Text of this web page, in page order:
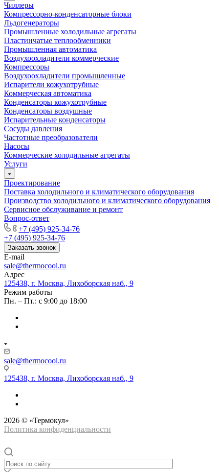
Чиллеры
Компрессорно-конденсаторные блоки
Льдогенераторы
Промышленные холодильные агрегаты
Пластинчатые теплообменники
Промышленная автоматика
Воздухоохладители коммерческие
Компрессоры
Воздухоохладители промышленные
Испарители кожухотрубные
Коммерческая автоматика
Конденсаторы кожухотрубные
Конденсаторы воздушные
Испарительные конденсаторы
Сосуды давления
Частотные преобразователи
Насосы
Коммерческие холодильные агрегаты
Услуги
Проектирование
Поставка холодильного и климатического оборудования
Производство холодильного и климатического оборудования
Сервисное обслуживание и ремонт
Вопрос-ответ
+7 (495) 925-34-76
+7 (495) 925-34-76
Заказать звонок
E-mail
sale@thermocool.ru
Адрес
125438, г. Москва, Лихоборская наб., 9
Режим работы
Пн. – Пт.: с 9:00 до 18:00
sale@thermocool.ru
125438, г. Москва, Лихоборская наб., 9
2026 © «Термокул»
Политика конфиденциальности